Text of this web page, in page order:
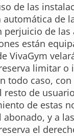
de las
automática de
perjuicio de
están
VivaGym
limitar
todo caso,
resto de
de estas
abonado, y a
el